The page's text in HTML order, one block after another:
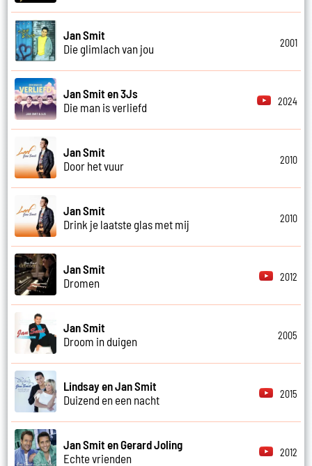
Jan Smit
Die glimlach van jou
2001
Jan Smit en 3Js
Die man is verliefd
2024
Jan Smit
Door het vuur
2010
Jan Smit
Drink je laatste glas met mij
2010
Jan Smit
Dromen
2012
Jan Smit
Droom in duigen
2005
Lindsay en Jan Smit
Duizend en een nacht
2015
Jan Smit en Gerard Joling
Echte vrienden
2012